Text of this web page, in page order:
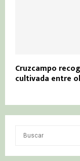
Cruzcampo
cultivada entre